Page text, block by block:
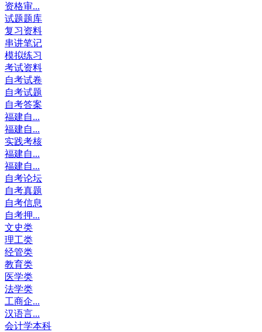
资格审...
试题题库
复习资料
串讲笔记
模拟练习
考试资料
自考试卷
自考试题
自考答案
福建自...
福建自...
实践考核
福建自...
福建自...
自考论坛
自考真题
自考信息
自考押...
文史类
理工类
经管类
教育类
医学类
法学类
工商企...
汉语言...
会计学本科